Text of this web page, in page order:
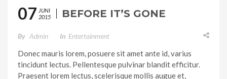
07 JUNI
2015
BEFORE IT’S GONE
By Admin In Entertainment
Donec mauris lorem, posuere sit amet ante id, varius
tincidunt lectus. Pellentesque pulvinar blandit efficitur.
Praesent lorem lectus, scelerisque mollis augue et,